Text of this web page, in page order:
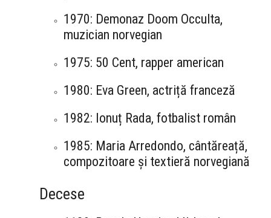
1970: Demonaz Doom Occulta,
muzician norvegian
1975: 50 Cent, rapper american
1980: Eva Green, actriță franceză
1982: Ionuț Rada, fotbalist român
1985: Maria Arredondo, cântăreață,
compozitoare și textieră norvegiană
Decese